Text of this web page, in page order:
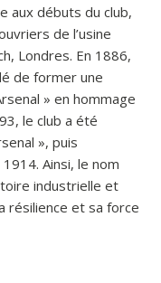
aux débuts du club,
de l’usine
Londres. En 1886,
de former une
» en hommage
le club a été
», puis
Ainsi, le nom
industrielle et
résilience et sa force